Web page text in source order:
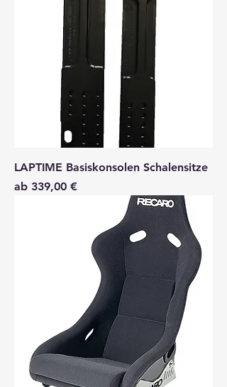
LAPTIME Basiskonsolen Schalensitze
ab 339,00 €
Sale-Preis